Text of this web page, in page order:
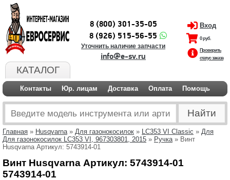
КАТАЛОГ
8 (800) 301-35-05
8 (926) 515-56-55
Уточнить наличие запчасти
info@e-sv.ru
Вход
0 руб.
Проверить
статус заказа
Контакты Юр. лицам Доставка Оплата Помощь
Главная » Husqvarna» Для газонокосилок » LC353 VI Classic » Для
Для газонокосилок LC353 VI, 967303801, 2015 » Ручка» Винт
Husqvarna Артикул: 5743914-01
Винт Husqvarna Артикул: 5743914-01
5743914-01